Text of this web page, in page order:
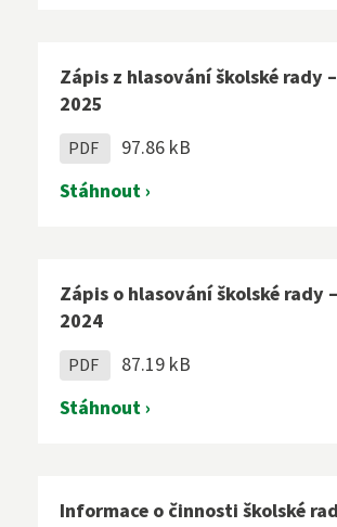
Zápis z hlasování školské rady
2025
PDF
97.86 kB
Stáhnout ›
Zápis o hlasování školské rady
2024
PDF
87.19 kB
Stáhnout ›
Informace o činnosti školské